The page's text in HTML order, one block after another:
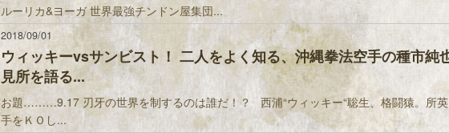
ルーリカ&ヨーガ 世界最強チンドン屋集団...
2018/09/01
ウィッキーvsサンビスト！ 二人をよく知る、沖縄拳法空手の種市純
見所を語る...
お題………9.17 刃牙の世界を制するのは誰だ！？ 西浦“ウィッキー“聡生、格闘猿。所
手をＫＯし...